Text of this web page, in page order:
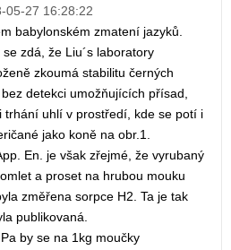
05-27 16:28:22
babylonském zmatení jazyků.
zdá, že Liu´s laboratory
zkoumá stabilitu černých
detekci umožňujících přísad,
trhání uhlí v prostředí, kde se potí i
jako koně na obr.1.
En. je však zřejmé, že vyrubaný
a proset na hrubou mouku
změřena sorpce H2. Ta je tak
publikovaná.
by se na 1kg moučky